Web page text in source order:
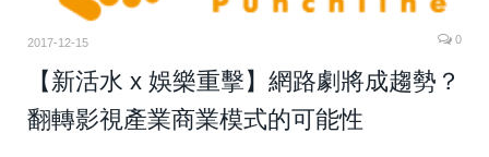
2017-12-15 0
【新活水 x 娛樂重擊】網路劇將成趨勢？
翻轉影視產業商業模式的可能性